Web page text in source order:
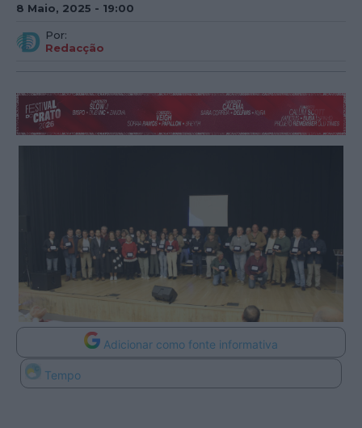
8 Maio, 2025 - 19:00
Por:
Redacção
Adicionar como fonte informativa
Tempo